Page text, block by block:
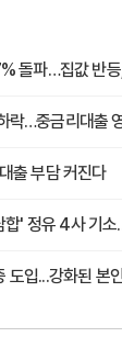
돌파…집값 반
락…중금리대출
출 부담 커진다
합' 정유 4사 기
도입...강화된 본